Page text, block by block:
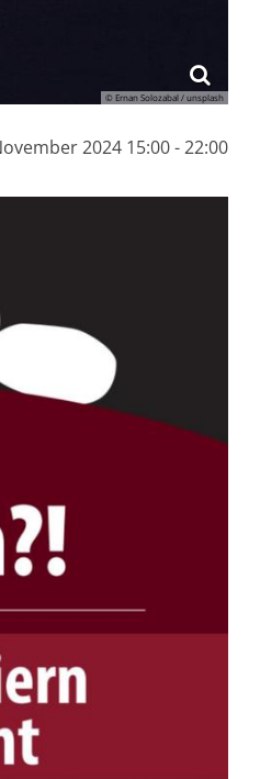
© Ernan Solozabal / unsplash
2024 15:00 - 22:00